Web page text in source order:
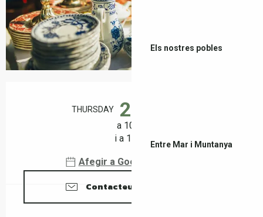
Els nostres pobles
Entre Mar i Muntanya
THURSDAY 20
a 10:00
i a 18:00
Afegir a Google Calendar
Contacteu amb nosaltres